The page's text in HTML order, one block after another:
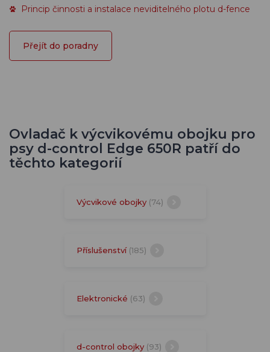
Princip činnosti a instalace neviditelného plotu d-fence
Přejít do poradny
Ovladač k výcvikovému obojku pro
psy d-control Edge 650R patří do
těchto kategorií
Výcvikové obojky (74)
Příslušenství (185)
Elektronické (63)
d-control obojky (93)